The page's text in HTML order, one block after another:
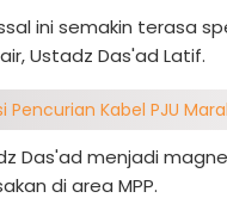
ini semakin terasa
Ustadz Das'ad Latif.
Pencurian Kabel PJU
Das'ad menjadi
di area MPP.